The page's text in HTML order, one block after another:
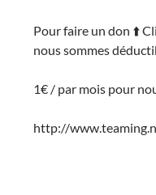
Pour faire un don ⬆️
nous sommes
1€ / par mois pour
http://